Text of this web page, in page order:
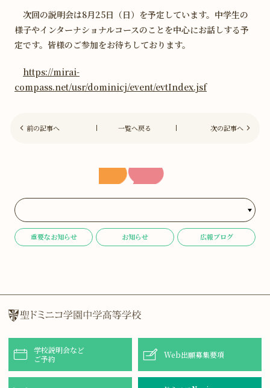
次回の説明会は8月25日（日）を予定しています。中学生の
様子やインターナショナルコースのことを中心にお話しする予
定です。皆様のご参加をお待ちしております。
https://mirai-
compass.net/usr/dominicj/event/evtIndex.jsf
前の記事へ 一覧へ戻る 次の記事へ
重要なお知らせ お知らせ 広報ブログ
学校説明会など
ご予約
Web出願募集要項